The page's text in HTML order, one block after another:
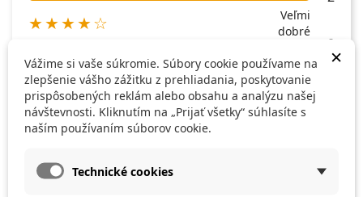
★★★★☆
Veľmi
dobré
0
★★★☆☆
Dobré
★★☆☆☆
Slabšie
★☆☆☆☆
Napíšte svoju recenziu
×
Vážime si vaše súkromie. Súbory cookie používame na
zlepšenie vášho zážitku z prehliadania, poskytovanie
prispôsobených reklám alebo obsahu a analýzu našej
návštevnosti. Kliknutím na „Prijať všetky“ súhlasíte s
naším používaním súborov cookie.
Technické cookies